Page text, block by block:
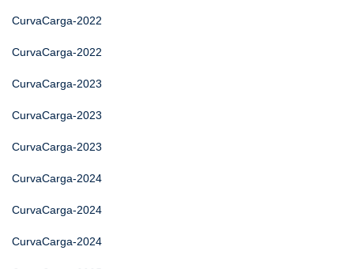
CurvaCarga-2022
CurvaCarga-2022
CurvaCarga-2023
CurvaCarga-2023
CurvaCarga-2023
CurvaCarga-2024
CurvaCarga-2024
CurvaCarga-2024